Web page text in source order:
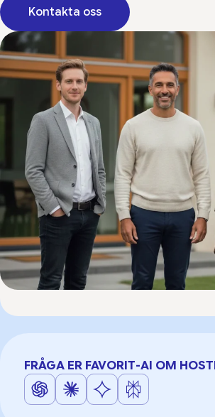
Kontakta oss
FRÅGA ER FAVORIT-AI OM